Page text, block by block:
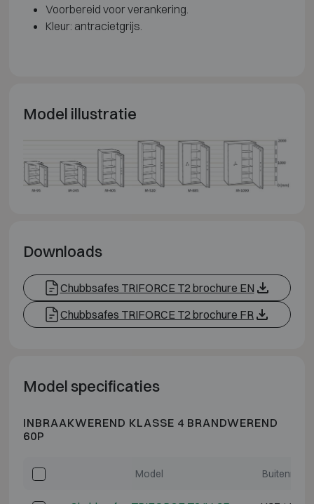
Voorbereid voor verankering.
Kleur: antracietgrijs.
Model illustratie
Downloads
Chubbsafes TRIFORCE T2 brochure EN
Chubbsafes TRIFORCE T2 brochure FR
Model specificaties
INBRAAKWEREND KLASSE 4 BRANDWEREND
60P
Model